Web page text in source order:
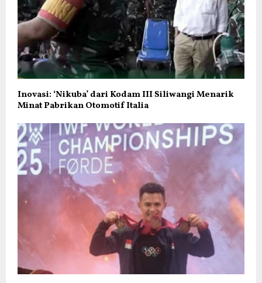
Inovasi: ‘Nikuba’ dari Kodam III Siliwangi Menarik
Minat Pabrikan Otomotif Italia